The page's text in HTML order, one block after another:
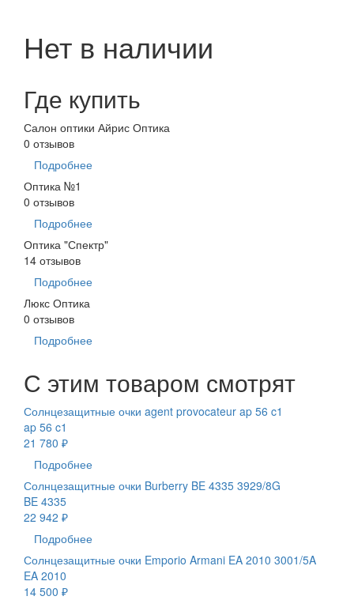
Нет в наличии
Где купить
Салон оптики Айрис Оптика
0 отзывов
Подробнее
Оптика №1
0 отзывов
Подробнее
Оптика "Спектр"
14 отзывов
Подробнее
Люкс Оптика
0 отзывов
Подробнее
С этим товаром смотрят
Солнцезащитные очки agent provocateur ap 56 c1
ap 56 c1
21 780 ₽
Подробнее
Солнцезащитные очки Burberry BE 4335 3929/8G
BE 4335
22 942 ₽
Подробнее
Солнцезащитные очки Emporio Armani EA 2010 3001/5A
EA 2010
14 500 ₽